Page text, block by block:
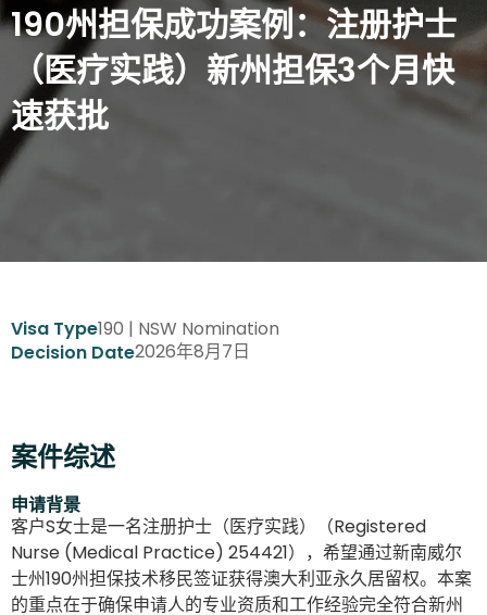
190州担保成功案例：注册护士
（医疗实践）新州担保3个月快
速获批
Visa Type190 | NSW Nomination
Decision Date2026年8月7日
案件综述
申请背景
客户S女士是一名注册护士（医疗实践）（Registered
Nurse (Medical Practice) 254421），希望通过新南威尔
士州190州担保技术移民签证获得澳大利亚永久居留权。本案
的重点在于确保申请人的专业资质和工作经验完全符合新州